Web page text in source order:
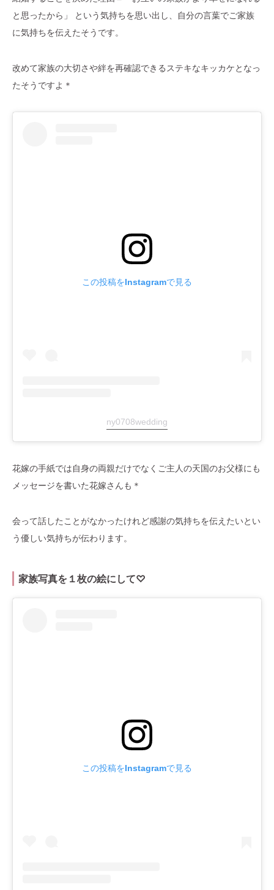
と思ったから」 という気持ちを思い出し、自分の言葉でご家族
に気持ちを伝えたそうです。
改めて家族の大切さや絆を再確認できるステキなキッカケとなっ
たそうですよ＊
この投稿をInstagramで見る
ny0708wedding
花嫁の手紙では自身の両親だけでなくご主人の天国のお父様にも
メッセージを書いた花嫁さんも＊
会って話したことがなかったけれど感謝の気持ちを伝えたいとい
う優しい気持ちが伝わります。
家族写真を１枚の絵にして♡
この投稿をInstagramで見る